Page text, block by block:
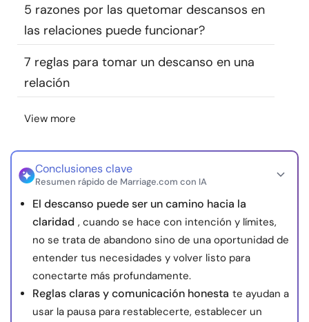
Contáctanos
nosotros
© Copyright 2026. Todos los derechos reservados.
5 razones por las quetomar descansos en
las relaciones puede funcionar?
7 reglas para tomar un descanso en una
relación
View more
Conclusiones clave
Resumen rápido de Marriage.com con IA
El descanso puede ser un camino hacia la
claridad , cuando se hace con intención y límites,
no se trata de abandono sino de una oportunidad de
entender tus necesidades y volver listo para
conectarte más profundamente.
Reglas claras y comunicación honesta te ayudan a
usar la pausa para restablecerte, establecer un